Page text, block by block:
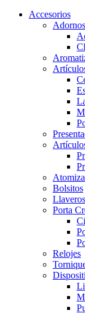
Accesorios
Bolsitos
Llaveros
Porta
Relojes